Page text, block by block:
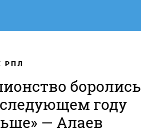
РПЛ
боролись
году
— Алаев